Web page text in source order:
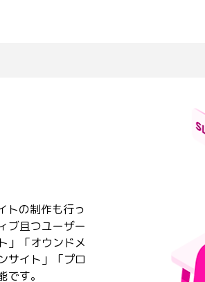
トの制作も行っ
ブ且つユーザー
」「オウンドメ
サイト」「プロ
す。